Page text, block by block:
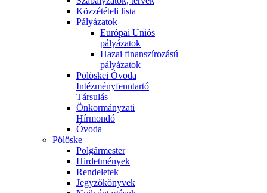
Közzétételi lista
Pályázatok
Európai Uniós
pályázatok
Hazai finanszírozású
pályázatok
Pölöskei Óvoda
Intézményfenntartó
Társulás
Önkormányzati
Hírmondó
Óvoda
Pölöske
Polgármester
Hirdetmények
Rendeletek
Jegyzőkönyvek